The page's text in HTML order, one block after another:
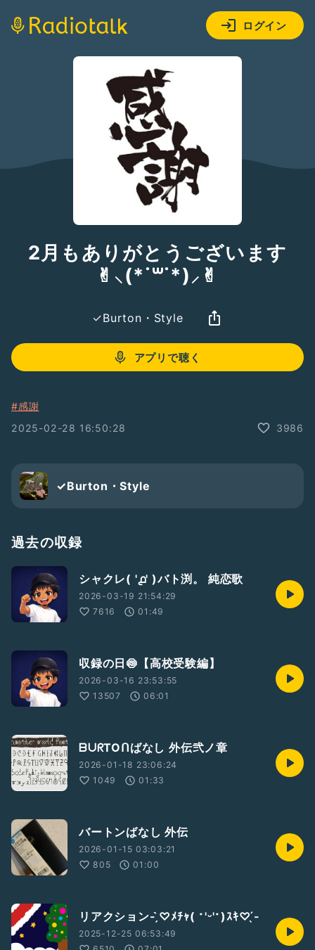
ログイン
2月もありがとうございます
✌︎︎︎⸜(*˙꒳˙*)⸝✌︎
✓ Burton・Style
アプリで聴く
#感謝
2025-02-28 16:50:28
3986
✓ Burton・Style
過去の収録
シャクレ( '൧' )バト渕。 純恋歌
2026-03-19 21:54:29
7616
01:49
収録の日🍥【高校受験編】
2026-03-16 23:53:55
13507
06:01
ᗷᑌᖇTOᑎばなし 外伝弐ノ章
2026-01-18 23:06:24
1049
01:33
バートンばなし 外伝
2026-01-15 03:03:21
805
01:00
リアクション- ̗̀♡ﾒﾁｬ( ˶'ᵕ'˶)ｽｷ♡ ̖́-
2025-12-25 06:53:49